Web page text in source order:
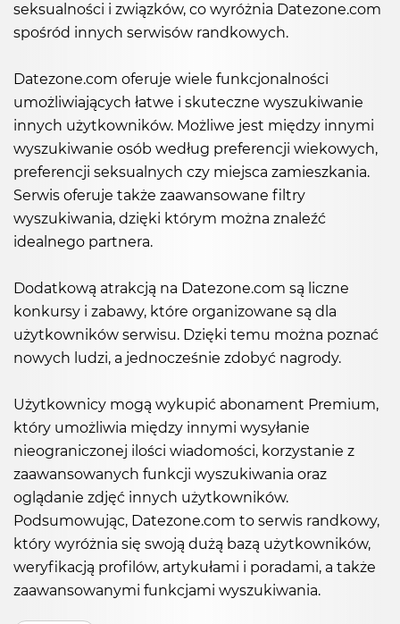
seksualności i związków, co wyróżnia Datezone.com
spośród innych serwisów randkowych.
Datezone.com oferuje wiele funkcjonalności
umożliwiających łatwe i skuteczne wyszukiwanie
innych użytkowników. Możliwe jest między innymi
wyszukiwanie osób według preferencji wiekowych,
preferencji seksualnych czy miejsca zamieszkania.
Serwis oferuje także zaawansowane filtry
wyszukiwania, dzięki którym można znaleźć
idealnego partnera.
Dodatkową atrakcją na Datezone.com są liczne
konkursy i zabawy, które organizowane są dla
użytkowników serwisu. Dzięki temu można poznać
nowych ludzi, a jednocześnie zdobyć nagrody.
Użytkownicy mogą wykupić abonament Premium,
który umożliwia między innymi wysyłanie
nieograniczonej ilości wiadomości, korzystanie z
zaawansowanych funkcji wyszukiwania oraz
oglądanie zdjęć innych użytkowników.
Podsumowując, Datezone.com to serwis randkowy,
który wyróżnia się swoją dużą bazą użytkowników,
weryfikacją profilów, artykułami i poradami, a także
zaawansowanymi funkcjami wyszukiwania.